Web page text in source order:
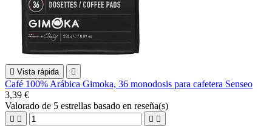
 Vista rápida 
Café 100% Arábica Gimoka, 36 monodosis para cafetera Senseo
3,39 €
Valorado de 5 estrellas basado en reseña(s)
   